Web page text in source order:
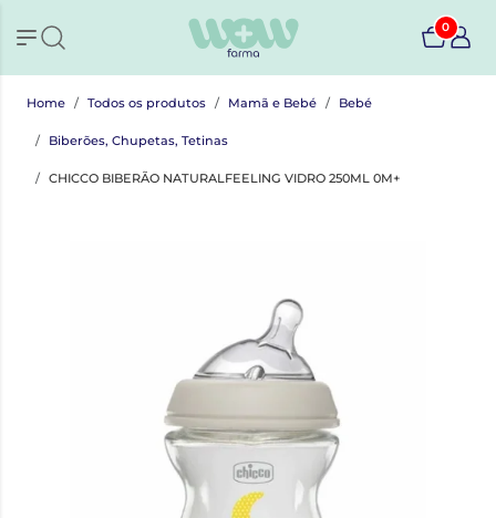
0
Home Todos os produtos Mamã e Bebé Bebé
Biberões, Chupetas, Tetinas
CHICCO BIBERÃO NATURALFEELING VIDRO 250ML 0M+